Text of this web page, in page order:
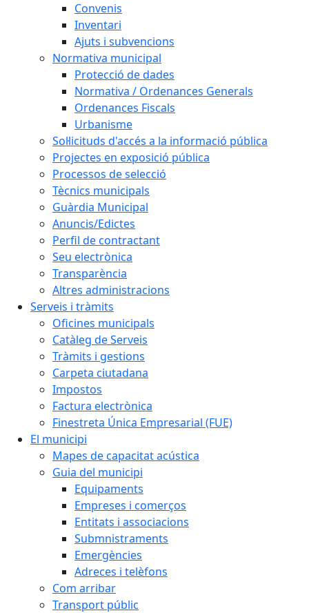
Convenis
Inventari
Ajuts i subvencions
Normativa municipal
Protecció de dades
Normativa / Ordenances Generals
Ordenances Fiscals
Urbanisme
Sol·licituds d'accés a la informació pública
Projectes en exposició pública
Processos de selecció
Tècnics municipals
Guàrdia Municipal
Anuncis/Edictes
Perfil de contractant
Seu electrònica
Transparència
Altres administracions
Serveis i tràmits
Oficines municipals
Catàleg de Serveis
Tràmits i gestions
Carpeta ciutadana
Impostos
Factura electrònica
Finestreta Única Empresarial (FUE)
El municipi
Mapes de capacitat acústica
Guia del municipi
Equipaments
Empreses i comerços
Entitats i associacions
Submnistraments
Emergències
Adreces i telèfons
Com arribar
Transport públic